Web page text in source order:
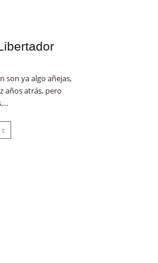
son ya algo añejas,
años atrás, pero